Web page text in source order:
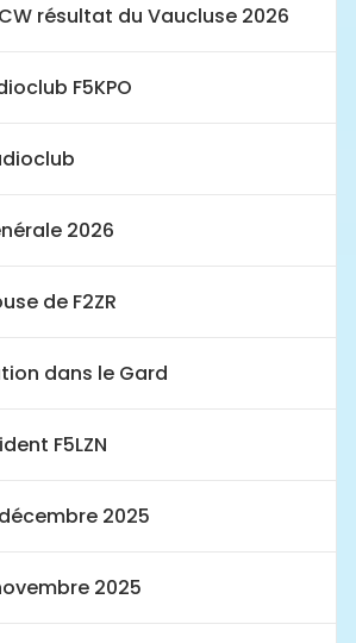
résultat du Vaucluse 2026
F5KPO
2026
de F2ZR
dans le Gard
F5LZN
2025
2025